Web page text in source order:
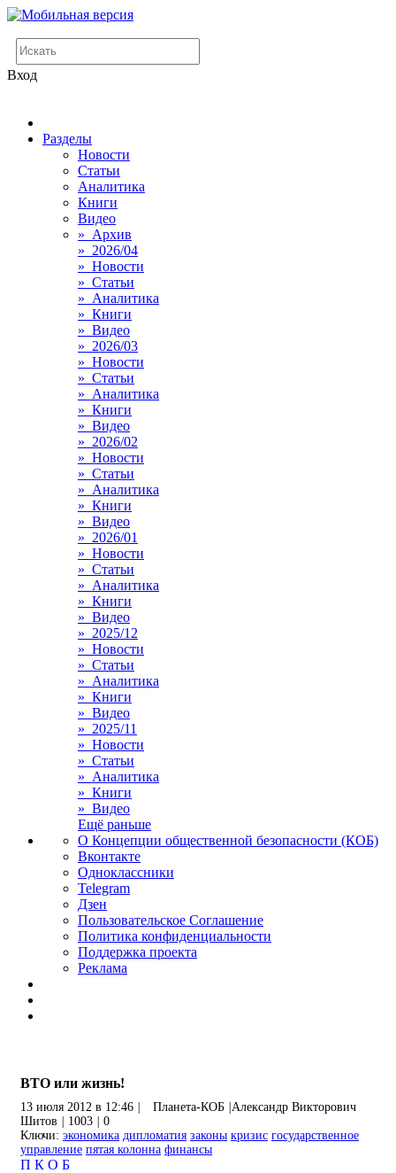
Вход
Разделы
Новости
Статьи
Аналитика
Книги
Видео
» Архив
» 2026/04
» Новости
» Статьи
» Аналитика
» Книги
» Видео
» 2026/03
» Новости
» Статьи
» Аналитика
» Книги
» Видео
» 2026/02
» Новости
» Статьи
» Аналитика
» Книги
» Видео
» 2026/01
» Новости
» Статьи
» Аналитика
» Книги
» Видео
» 2025/12
» Новости
» Статьи
» Аналитика
» Книги
» Видео
» 2025/11
» Новости
» Статьи
» Аналитика
» Книги
» Видео
Ещё раньше
О Концепции общественной безопасности (КОБ)
Вконтакте
Одноклассники
Telegram
Дзен
Пользовательское Соглашение
Политика конфиденциальности
Поддержка проекта
Реклама
ВТО или жизнь!
13 июля 2012 в 12:46 Планета-КОБ Александр Викторович
Шитов
1003
0
Ключи: экономика дипломатия законы кризис государственное
управление пятая колонна финансы
П К О Б